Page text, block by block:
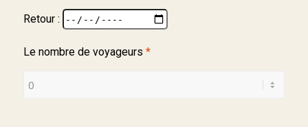
Retour :
Le nombre de voyageurs *